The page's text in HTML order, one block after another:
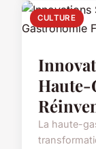
CULTURE
Haute-
La haute-